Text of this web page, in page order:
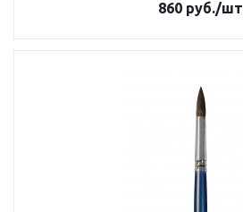
860 руб./шт